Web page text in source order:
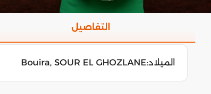
التفاصيل
الميلاد:Bouira, SOUR EL GHOZLANE